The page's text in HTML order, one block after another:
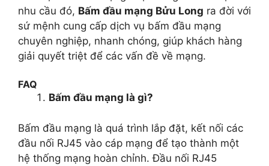
nhu cầu đó, Bấm đầu mạng Bửu Long ra đời với
sứ mệnh cung cấp dịch vụ bấm đầu mạng
chuyên nghiệp, nhanh chóng, giúp khách hàng
giải quyết triệt để các vấn đề về mạng.
FAQ
Bấm đầu mạng là gì?
Bấm đầu mạng là quá trình lắp đặt, kết nối các
đầu nối RJ45 vào cáp mạng để tạo thành một
hệ thống mạng hoàn chỉnh. Đầu nối RJ45